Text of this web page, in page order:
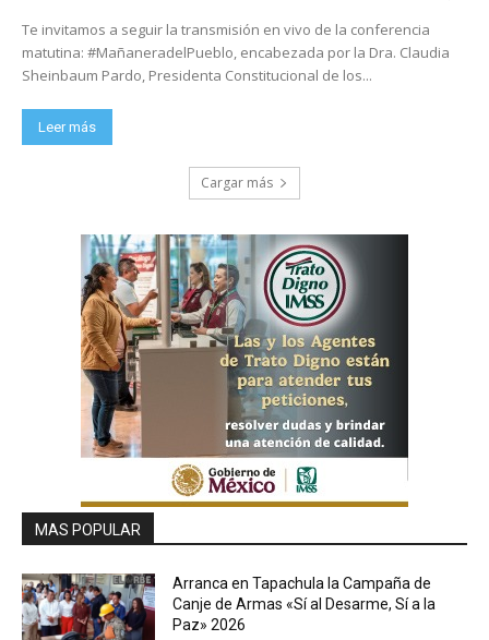
Te invitamos a seguir la transmisión en vivo de la conferencia
matutina: #MañaneradelPueblo, encabezada por la Dra. Claudia
Sheinbaum Pardo, Presidenta Constitucional de los...
Leer más
Cargar más
MAS POPULAR
Arranca en Tapachula la Campaña de
Canje de Armas «Sí al Desarme, Sí a la
Paz» 2026